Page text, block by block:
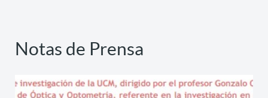
Notas de Prensa